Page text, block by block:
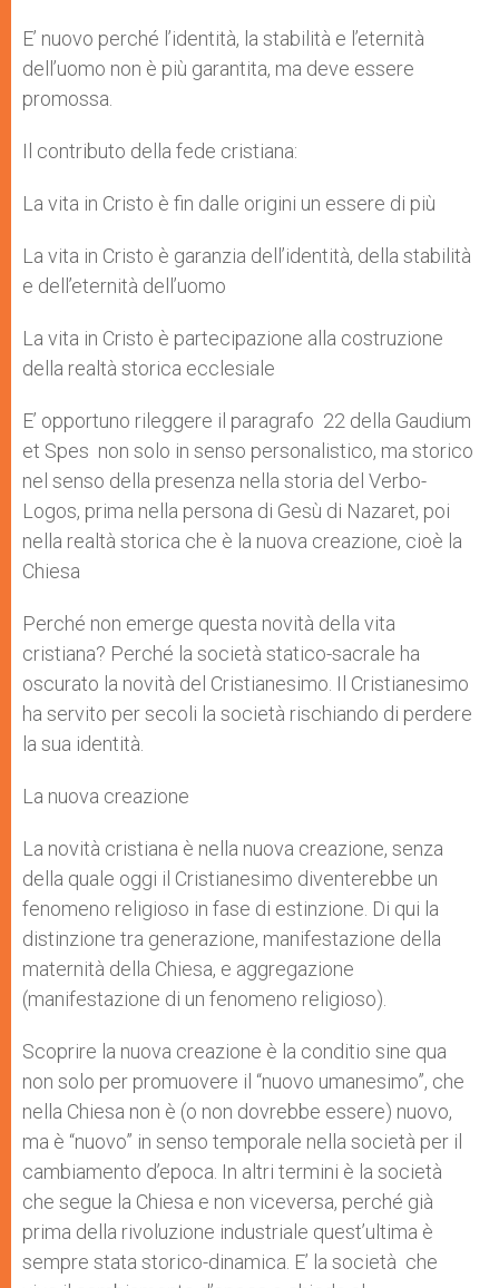
E’ nuovo perché l’identità, la stabilità e l’eternità
dell’uomo non è più garantita, ma deve essere
promossa.
Il contributo della fede cristiana:
La vita in Cristo è fin dalle origini un essere di più
La vita in Cristo è garanzia dell’identità, della stabilità
e dell’eternità dell’uomo
La vita in Cristo è partecipazione alla costruzione
della realtà storica ecclesiale
E’ opportuno rileggere il paragrafo 22 della Gaudium
et Spes non solo in senso personalistico, ma storico
nel senso della presenza nella storia del Verbo-
Logos, prima nella persona di Gesù di Nazaret, poi
nella realtà storica che è la nuova creazione, cioè la
Chiesa
Perché non emerge questa novità della vita
cristiana? Perché la società statico-sacrale ha
oscurato la novità del Cristianesimo. Il Cristianesimo
ha servito per secoli la società rischiando di perdere
la sua identità.
La nuova creazione
La novità cristiana è nella nuova creazione, senza
della quale oggi il Cristianesimo diventerebbe un
fenomeno religioso in fase di estinzione. Di qui la
distinzione tra generazione, manifestazione della
maternità della Chiesa, e aggregazione
(manifestazione di un fenomeno religioso).
Scoprire la nuova creazione è la conditio sine qua
non solo per promuovere il “nuovo umanesimo”, che
nella Chiesa non è (o non dovrebbe essere) nuovo,
ma è “nuovo” in senso temporale nella società per il
cambiamento d’epoca. In altri termini è la società
che segue la Chiesa e non viceversa, perché già
prima della rivoluzione industriale quest’ultima è
sempre stata storico-dinamica. E’ la società che